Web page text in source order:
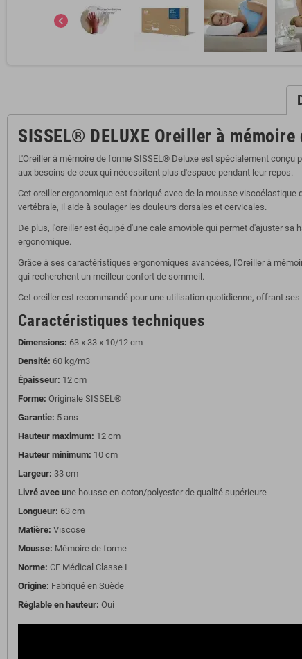
chevron_left
SISSEL® DELUXE Oreiller à mémoire
L'Oreiller à mémoire de forme SISSEL® Deluxe est spécialement
aux besoins de ceux qui nécessitent plus d'espace pendant leur repos.
Cet oreiller ergonomique est fabriqué avec de la mousse
vertébrale, il aide à soulager les douleurs dorsales et cervicales.
De plus, l'oreiller est équipé d'une cale amovible qui permet d'ajuster
ergonomique.
Grâce à ses caractéristiques ergonomiques avancées, l'Oreiller à
qui recherchent un meilleur confort de sommeil.
Cet oreiller est recommandé pour une utilisation quotidienne, offrant
Caractéristiques techniques
Dimensions: 63 x 33 x 10/12 cm
Densité: 60 kg/m3
Épaisseur: 12 cm
Forme: Originale SISSEL®
Garantie: 5 ans
Hauteur maximum: 12 cm
Hauteur minimum: 10 cm
Largeur: 33 cm
Livré avec une housse en coton/polyester de qualité supérieure
Longueur: 63 cm
Matière: Viscose
Mousse: Mémoire de forme
Norme: CE Médical Classe I
Origine: Fabriqué en Suède
Réglable en hauteur: Oui